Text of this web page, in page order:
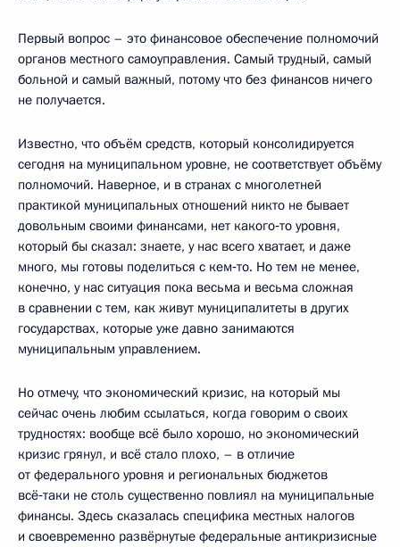
Первый вопрос – это финансовое обеспечение полномочий
органов местного самоуправления. Самый трудный, самый
больной и самый важный, потому что без финансов ничего
не получается.
Известно, что объём средств, который консолидируется
сегодня на муниципальном уровне, не соответствует объёму
полномочий. Наверное, и в странах с многолетней
практикой муниципальных отношений никто не бывает
довольным своими финансами, нет какого‑то уровня,
который бы сказал: знаете, у нас всего хватает, и даже
много, мы готовы поделиться с кем‑то. Но тем не менее,
конечно, у нас ситуация пока весьма и весьма сложная
в сравнении с тем, как живут муниципалитеты в других
государствах, которые уже давно занимаются
муниципальным управлением.
Но отмечу, что экономический кризис, на который мы
сейчас очень любим ссылаться, когда говорим о своих
трудностях: вообще всё было хорошо, но экономический
кризис грянул, и всё стало плохо, – в отличие
от федерального уровня и региональных бюджетов
всё‑таки не столь существенно повлиял на муниципальные
финансы. Здесь сказалась специфика местных налогов
и своевременно развёрнутые федеральные антикризисные